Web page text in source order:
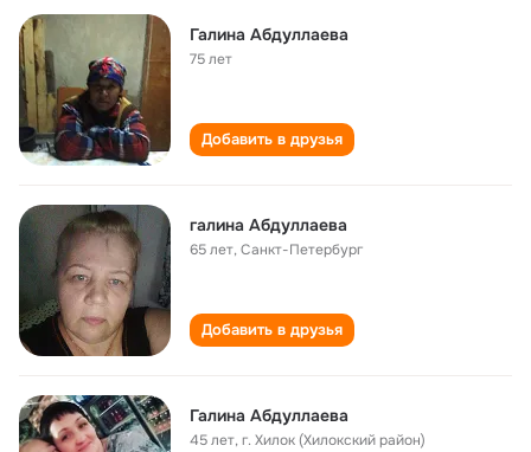
Галина Абдуллаева
75 лет
Добавить в друзья
галина Абдуллаева
65 лет,Санкт-Петербург
Добавить в друзья
Галина Абдуллаева
45 лет,г. Хилок (Хилокский район)